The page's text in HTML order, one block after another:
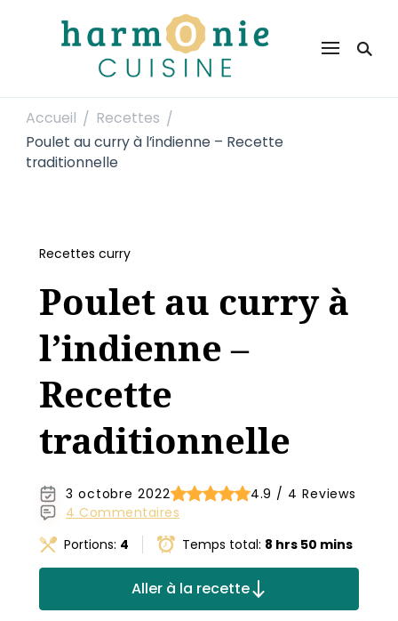
Harmonie Cuisine
Accueil / Recettes /
Poulet au curry à l’indienne – Recette
traditionnelle
Recettes curry
Poulet au curry à
l’indienne –
Recette
traditionnelle
3 octobre 2022
4.9 / 4 Reviews
4 Commentaires
Portions: 4 Temps total: 8 hrs 50 mins
Aller à la recette